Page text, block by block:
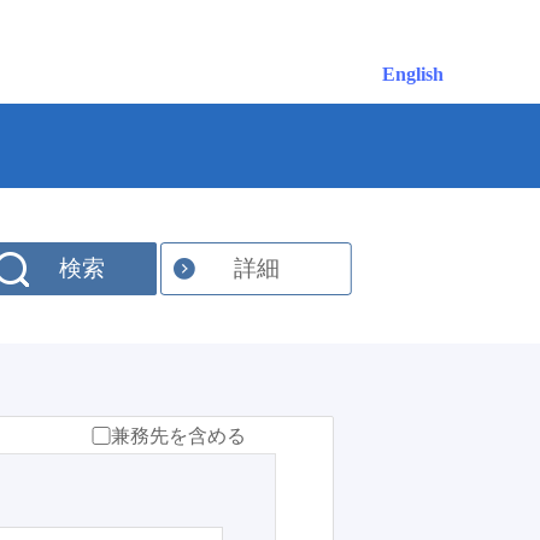
English
検索 詳細
兼務先を含める